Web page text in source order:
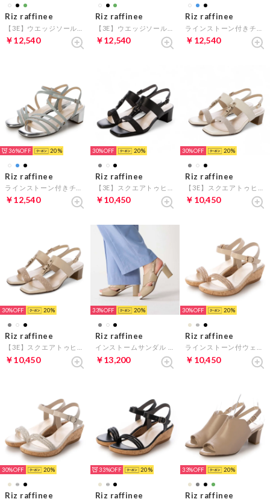
Riz raffinee
￥12,540
Riz raffinee
￥12,540
Riz raffinee
￥12,540
36% 20
Riz raffinee
￥12,540
30% 20
Riz raffinee
￥10,450
30% 20
Riz raffinee
￥10,450
30% 20
Riz raffinee
￥10,450
33% 20
Riz raffinee
￥13,200
30% 20
Riz raffinee
￥10,450
30% 20
Riz raffinee
33% 20
Riz raffinee
33% 20
Riz raffinee